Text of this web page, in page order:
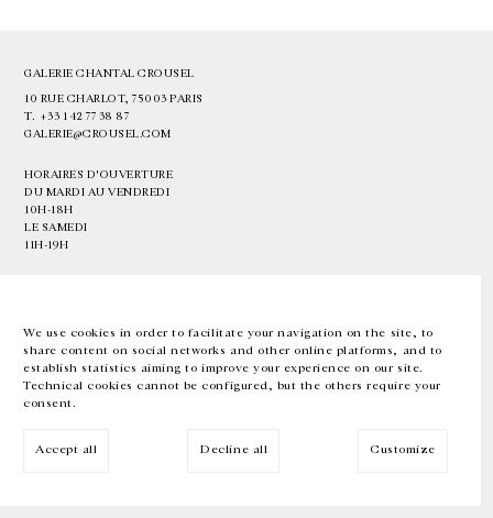
We use cookies in order to facilitate your navigation on the site, to
share content on social networks and other online platforms, and to
establish statistics aiming to improve your experience on our site.
Technical cookies cannot be configured, but the others require your
consent.
Accept all Decline all Customize
GALERIE CHANTAL CROUSEL
10 RUE CHARLOT, 75003 PARIS
T. +33 1 42 77 38 87
GALERIE@CROUSEL.COM
HORAIRES D'OUVERTURE
DU MARDI AU VENDREDI
10H-18H
LE SAMEDI
11H-19H
EN FR 中文 Facebook Instagram
Inscrivez-vous à notre newsletter